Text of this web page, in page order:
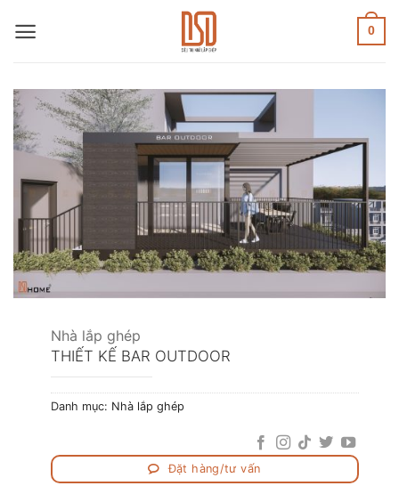
0
Nhà lắp ghép
THIẾT KẾ BAR OUTDOOR
Danh mục: Nhà lắp ghép
Đặt hàng/tư vấn